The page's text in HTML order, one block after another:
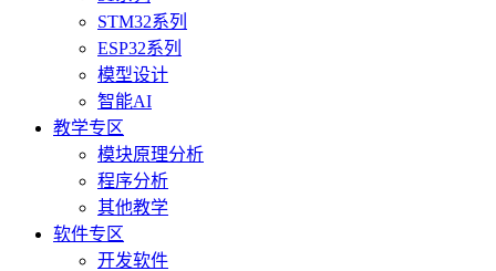
STM32系列
ESP32系列
模型设计
智能AI
教学专区
模块原理分析
程序分析
其他教学
软件专区
开发软件